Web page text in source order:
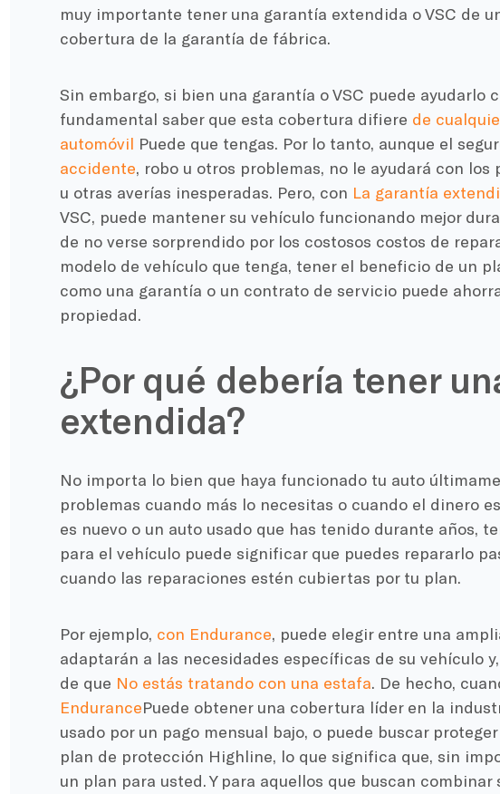
muy importante tener una garantía extendida o VSC de
cobertura de la garantía de fábrica.
Sin embargo, si bien una garantía o VSC puede ayudarlo
fundamental saber que esta cobertura difiere de
automóvil Puede que tengas. Por lo tanto, aunque el
accidente, robo u otros problemas, no le ayudará con
u otras averías inesperadas. Pero, con La garantía
VSC, puede mantener su vehículo funcionando mejor
de no verse sorprendido por los costosos costos de
modelo de vehículo que tenga, tener el beneficio de un
como una garantía o un contrato de servicio puede
propiedad.
¿Por qué debería tener
extendida?
No importa lo bien que haya funcionado tu auto
problemas cuando más lo necesitas o cuando el dinero
es nuevo o un auto usado que has tenido durante años,
para el vehículo puede significar que puedes repararlo
cuando las reparaciones estén cubiertas por tu plan.
Por ejemplo, con Endurance, puede elegir entre una
adaptarán a las necesidades específicas de su vehículo
de que No estás tratando con una estafa. De hecho,
EndurancePuede obtener una cobertura líder en la
usado por un pago mensual bajo, o puede buscar
plan de protección Highline, lo que significa que, sin
un plan para usted. Y para aquellos que buscan